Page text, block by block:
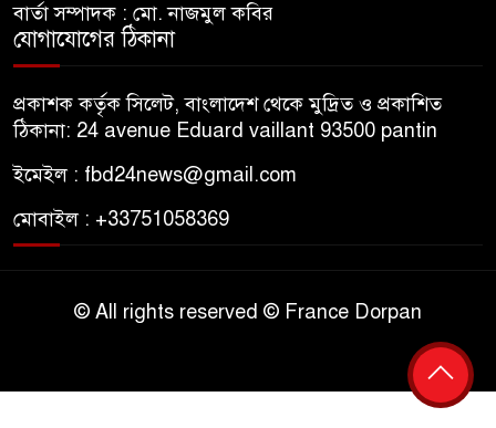
বার্তা সম্পাদক : মো. নাজমুল কবির
যোগাযোগের ঠিকানা
প্রকাশক কর্তৃক সিলেট, বাংলাদেশ থেকে মুদ্রিত ও প্রকাশিত
ঠিকানা: 24 avenue Eduard vaillant 93500 pantin
ইমেইল : fbd24news@gmail.com
মোবাইল : +33751058369
© All rights reserved © France Dorpan